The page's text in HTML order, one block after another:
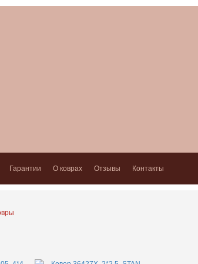
Гарантии О коврах Отзывы Контакты